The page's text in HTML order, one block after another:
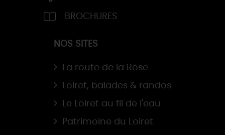
BROCHURES
NOS SITES
La route de la Rose
Loiret, balades & randos
Le Loiret au fil de l'eau
Patrimoine du Loiret